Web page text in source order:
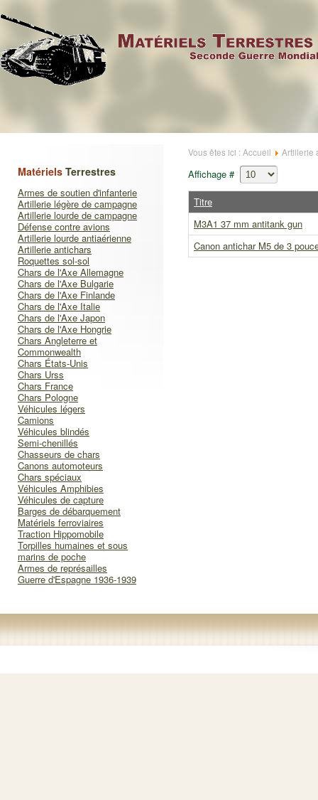
Matériels Terrestres
Armes de soutien d'infanterie
Artillerie légère de campagne
Artillerie lourde de campagne
Défense contre avions
Artillerie lourde antiaérienne
Artillerie antichars
Roquettes sol-sol
Chars de l'Axe Allemagne
Chars de l'Axe Bulgarie
Chars de l'Axe Finlande
Chars de l'Axe Italie
Chars de l'Axe Japon
Chars de l'Axe Hongrie
Chars Angleterre et
Commonwealth
Chars États-Unis
Chars Urss
Chars France
Chars Pologne
Véhicules légers
Camions
Véhicules blindés
Semi-chenillés
Chasseurs de chars
Canons automoteurs
Chars spéciaux
Véhicules Amphibies
Véhicules de capture
Barges de débarquement
Matériels ferroviaires
Traction Hippomobile
Torpilles humaines et sous
marins de poche
Armes de représailles
Guerre d'Espagne 1936-1939
Vous êtes ici : Accueil Artillerie
Affichage #
Titre
M3A1 37 mm antitank gun
Canon antichar M5 de 3